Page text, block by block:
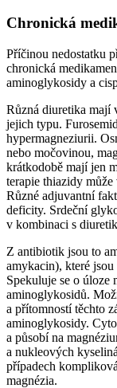
Chronická
Příčinou nedostatku
chronická
aminoglykosidy a
Různá diuretika mají
jejich typu.
hypermagneziurii.
nebo močovinou,
krátkodobě mají jen
terapie thiazidy může
Různé adjuvantní
deficity. Srdeční
v kombinaci s
Z antibiotik jsou to
amykacin), které
Spekuluje se o úloze
aminoglykosidů.
a přítomností těchto
aminoglykosidy.
a působí na
a nukleových
případech
magnézia.